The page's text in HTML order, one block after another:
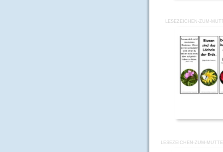
LESEZEICHEN-ZUM-
LESEZEICHEN-ZUM-